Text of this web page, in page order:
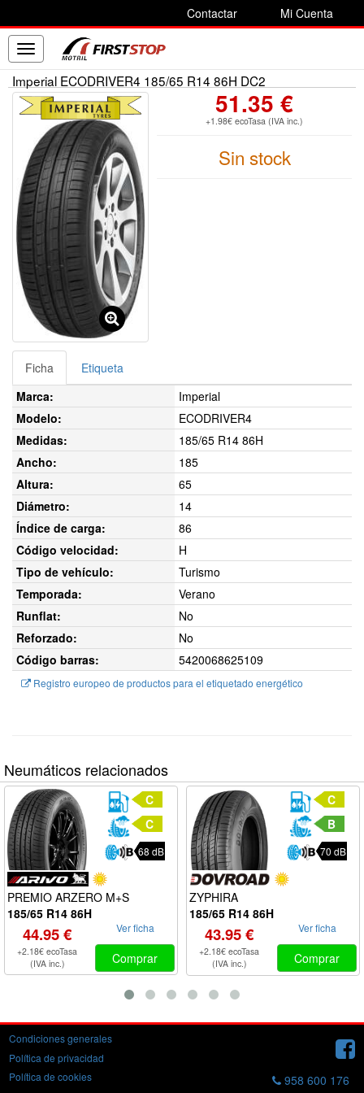
Contactar Mi Cuenta
Toggle
navigation
Imperial ECODRIVER4 185/65 R14 86H DC2
51.35 €
+1.98€ ecoTasa (IVA inc.)
Sin stock
Ficha
Etiqueta
Marca:
Imperial
Modelo:
ECODRIVER4
Medidas:
185/65 R14 86H
Ancho:
185
Altura:
65
Diámetro:
14
Índice de carga:
86
Código velocidad:
H
Tipo de vehículo:
Turismo
Temporada:
Verano
Runflat:
No
Reforzado:
No
Código barras:
5420068625109
Registro europeo de productos para el etiquetado energético
Neumáticos relacionados
C
C
68 dB
PREMIO ARZERO M+S
185/65 R14 86H
44.95 €
+2.18€ ecoTasa
(IVA inc.)
Ver ficha
Comprar
C
B
70 dB
ZYPHIRA
185/65 R14 86H
43.95 €
+2.18€ ecoTasa
(IVA inc.)
Ver ficha
Comprar
Condiciones generales
Política de privacidad
Política de cookies
958 600 176